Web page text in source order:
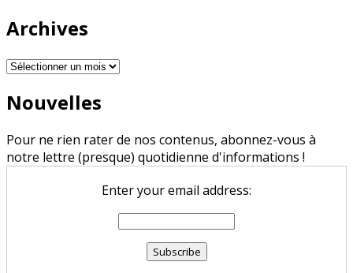
Archives
Archives
Nouvelles
Pour ne rien rater de nos contenus, abonnez-vous à
notre lettre (presque) quotidienne d'informations !
Enter your email address: